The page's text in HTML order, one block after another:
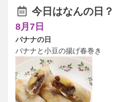
今日はなんの日？
8月7日
バナナの日
バナナと小豆の揚げ春巻き